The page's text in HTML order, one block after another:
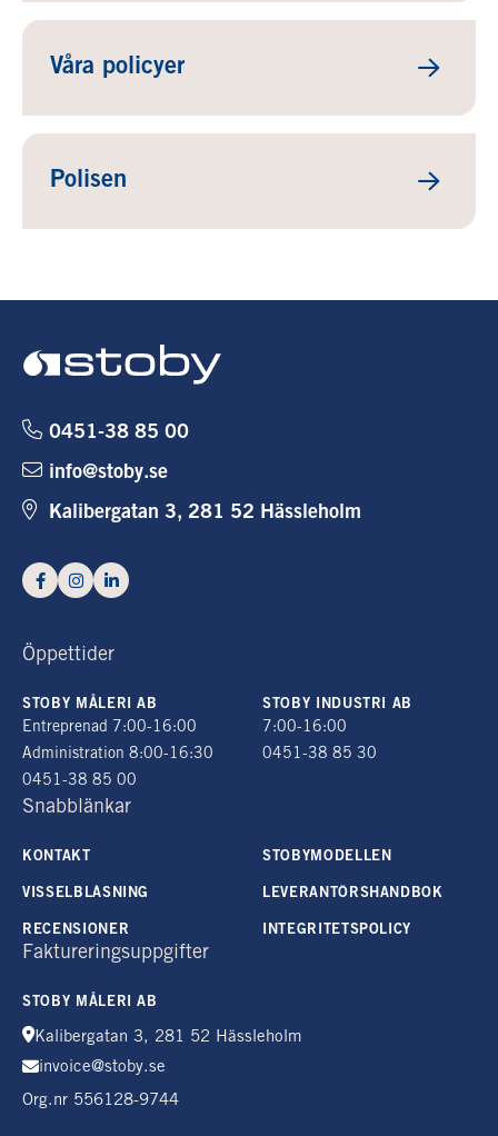
Våra policyer
Polisen
0451-38 85 00
info@stoby.se
Kalibergatan 3, 281 52 Hässleholm
Öppettider
STOBY MÅLERI AB
Entreprenad 7:00-16:00
Administration 8:00-16:30
0451-38 85 00
STOBY INDUSTRI AB
7:00-16:00
0451-38 85 30
Snabblänkar
KONTAKT STOBYMODELLEN
VISSELBLÅSNING LEVERANTÖRSHANDBOK
RECENSIONER INTEGRITETSPOLICY
Faktureringsuppgifter
STOBY MÅLERI AB
Kalibergatan 3, 281 52 Hässleholm
invoice@stoby.se
Org.nr 556128-9744